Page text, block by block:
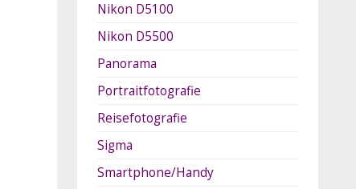
Nikon D5100
Nikon D5500
Panorama
Portraitfotografie
Reisefotografie
Sigma
Smartphone/Handy